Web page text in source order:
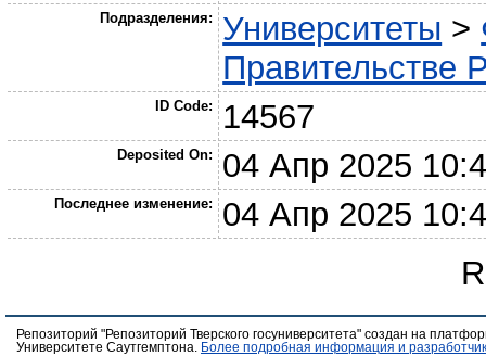
Подразделения: Университеты >
Правительстве
ID Code: 14567
Deposited On: 04 Апр 2025
Последнее изменение:
04 Апр 2025
Репозиторий "Репозиторий Тверского госуниверситета" создан на
Университете Саутгемптона. Более подробная информация и